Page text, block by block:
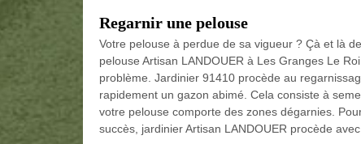
Regarnir une pelouse
Votre pelouse à perdue de sa vigueur ? Çà et là
pelouse Artisan LANDOUER à Les Granges Le
problème. Jardinier 91410 procède au
rapidement un gazon abimé. Cela consiste à
votre pelouse comporte des zones dégarnies.
succès, jardinier Artisan LANDOUER procède